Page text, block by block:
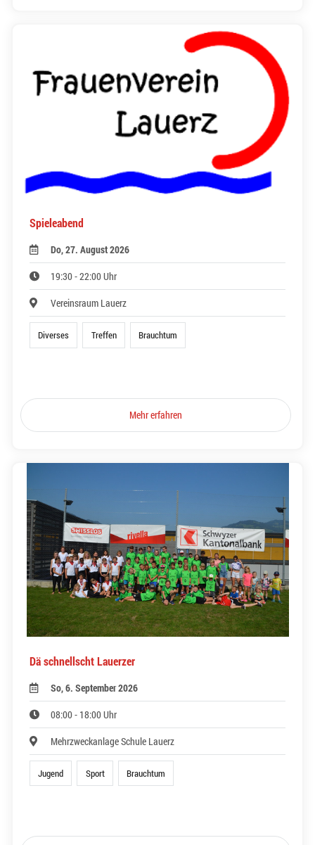
Spieleabend
Do, 27. August 2026
19:30 - 22:00 Uhr
Vereinsraum Lauerz
Diverses Treffen Brauchtum
Mehr erfahren
Dä schnellscht Lauerzer
So, 6. September 2026
08:00 - 18:00 Uhr
Mehrzweckanlage Schule Lauerz
Jugend Sport Brauchtum